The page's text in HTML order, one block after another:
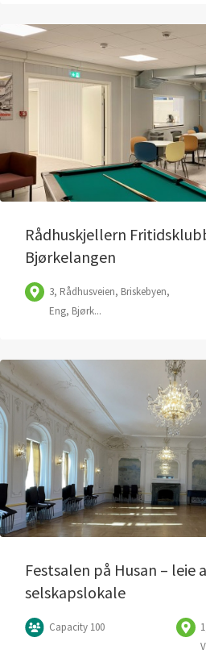
Rådhuskjellern
Bjørkelangen
3, Rådhusveien, Briskebyen,
Eng, Bjørk...
Festsalen på Husan – leie
selskapslokale
Capacity 100